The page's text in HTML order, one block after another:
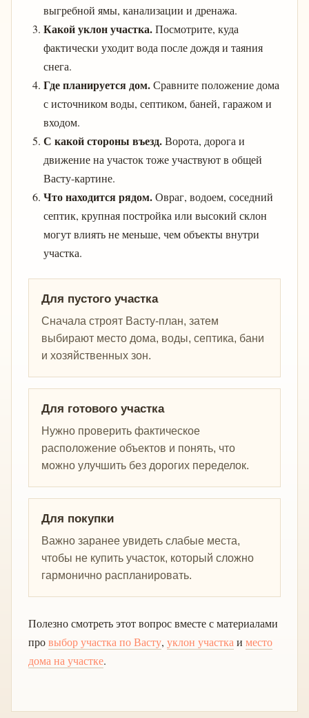
выгребной ямы, канализации и дренажа.
Какой уклон участка.Посмотрите, куда
фактически уходит вода после дождя и таяния
снега.
Где планируется дом.Сравните положение дома
с источником воды, септиком, баней, гаражом и
входом.
С какой стороны въезд.Ворота, дорога и
движение на участок тоже участвуют в общей
Васту-картине.
Что находится рядом.Овраг, водоем, соседний
септик, крупная постройка или высокий склон
могут влиять не меньше, чем объекты внутри
участка.
Для пустого участка
Сначала строят Васту-план, затем
выбирают место дома, воды, септика, бани
и хозяйственных зон.
Для готового участка
Нужно проверить фактическое
расположение объектов и понять, что
можно улучшить без дорогих переделок.
Для покупки
Важно заранее увидеть слабые места,
чтобы не купить участок, который сложно
гармонично распланировать.
Полезно смотреть этот вопрос вместе с материалами
провыбор участка по Васту, уклон участка и место
дома на участке.